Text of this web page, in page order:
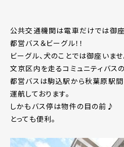
公共交通機関は電車だけでは御座
都営バス＆ビーグル！！
ビーグル、犬のことでは御座いませ
文京区内を走るコミュニティバスの
都営バスは駒込駅から秋葉原駅
運航しております。
しかもバス停は物件の目の前♪
とっても便利。